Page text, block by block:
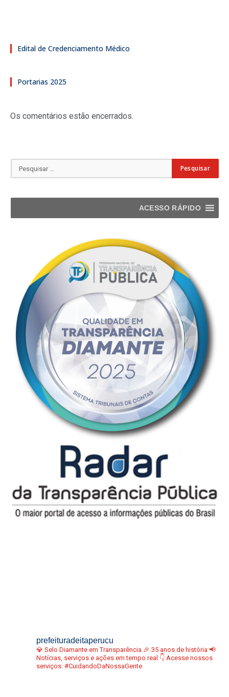
Edital de Credenciamento Médico
Portarias 2025
Os comentários estão encerrados.
ACESSO RÁPIDO
prefeituradeitaperucu
💎 Selo Diamante em Transparência 🎉 35 anos de história 📢
Notícias, serviços e ações em tempo real 👇 Acesse nossos
serviços: #CuidandoDaNossaGente